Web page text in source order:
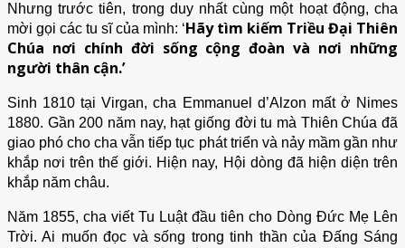
Nhưng trước tiên, trong duy nhất cùng một hoạt động, cha
mời gọi các tu sĩ của mình: ‘Hãy tìm kiếm Triều Đại Thiên
Chúa nơi chính đời sống cộng đoàn và nơi những
người thân cận.’
Sinh 1810 tại Virgan, cha Emmanuel d’Alzon mất ở Nimes
1880. Gần 200 năm nay, hạt giống đời tu mà Thiên Chúa đã
giao phó cho cha vẫn tiếp tục phát triển và nảy mầm gần như
khắp nơi trên thế giới. Hiện nay, Hội dòng đã hiện diện trên
khắp năm châu.
Năm 1855, cha viết Tu Luật đầu tiên cho Dòng Đức Mẹ Lên
Trời. Ai muốn đọc và sống trong tinh thần của Đấng Sáng